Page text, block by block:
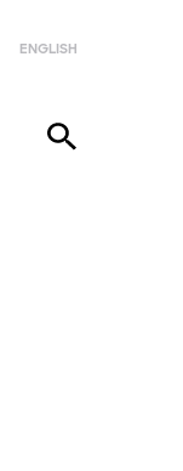
ENGLISH